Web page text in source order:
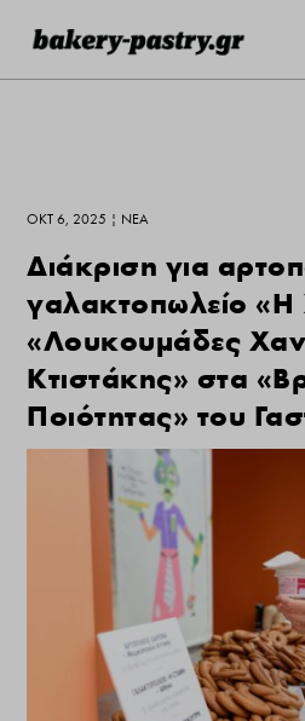
ΟΚΤ 6, 2025 | ΝΕΑ
Διάκριση για
γαλακτοπωλείο «Η
«Λουκουμάδες
Κτιστάκης» στα
Ποιότητας» του